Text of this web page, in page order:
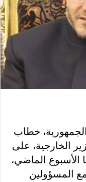
خطاب
الخارجية، على
الأسبوع الماضي،
المسؤولين